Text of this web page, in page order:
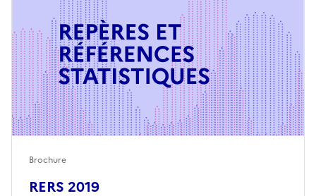
RERS 2019
Brochure